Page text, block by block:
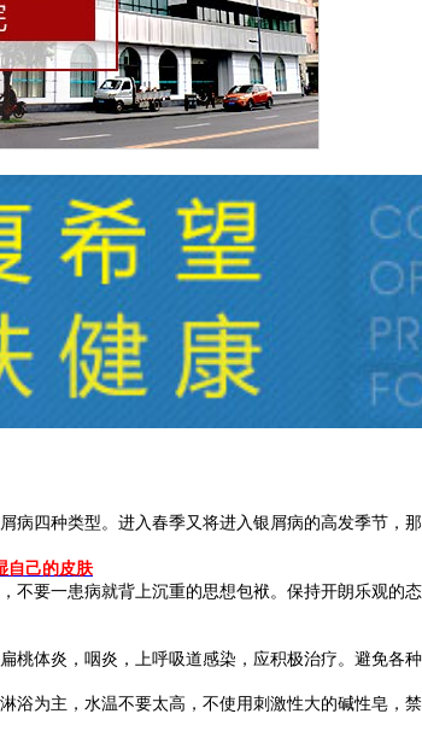
四种类型。进入春季又将进入银屑病的高发季节，
自己的皮肤
要一患病就背上沉重的思想包袱。保持开朗乐观的
炎，咽炎，上呼吸道感染，应积极治疗。避免各种
为主，水温不要太高，不使用刺激性大的碱性皂，